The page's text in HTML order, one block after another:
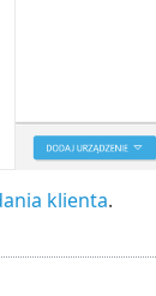
klienta.